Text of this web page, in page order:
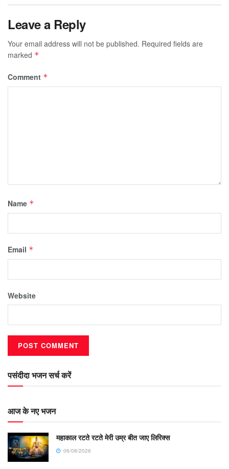
Leave a Reply
Your email address will not be published. Required fields are
marked *
Comment *
Name *
Email *
Website
पसंदीदा भजन सर्च करें
आज के नए भजन
महाकाल रटते रटते मेरी उम्र बीत जाए लिरिक्स
06/08/2026